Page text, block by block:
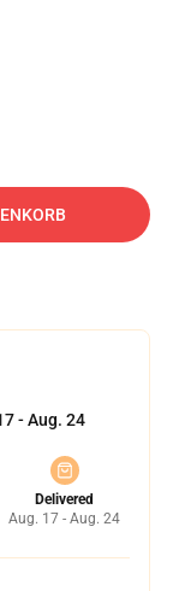
- Aug. 24
Delivered
Aug. 17 - Aug. 24